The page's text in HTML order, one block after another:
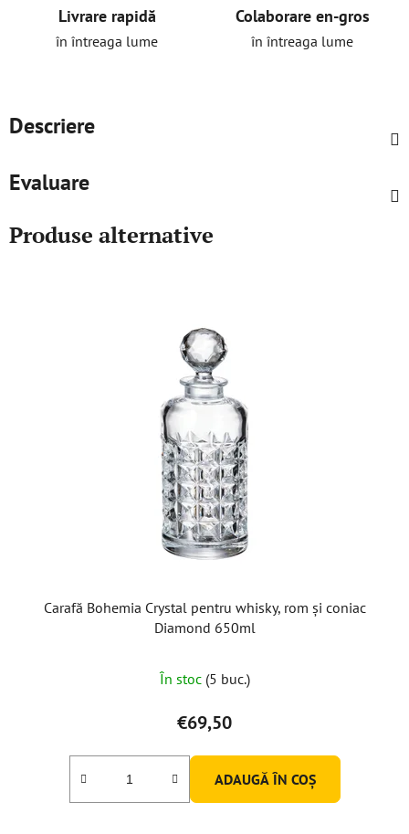
Livrare rapidă
în întreaga lume
Colaborare en-gros
în întreaga lume
Descriere
Evaluare
Produse alternative
Carafă Bohemia Crystal pentru whisky, rom și coniac
Diamond 650ml
În stoc (5 buc.)
€69,50
ADAUGĂ ÎN COŞ